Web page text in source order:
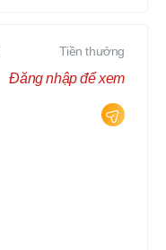
Tiền thưởng
Đăng nhập để xem